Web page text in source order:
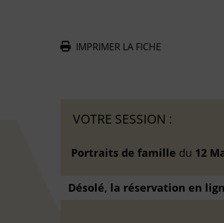
IMPRIMER LA FICHE
VOTRE SESSION :
Portraits de famille du 12
Désolé, la réservation en